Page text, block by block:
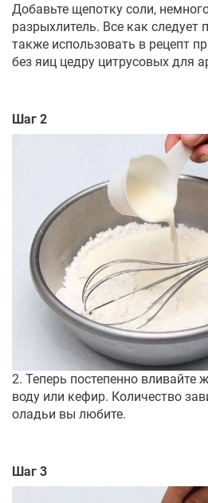
Добавьте щепотку соли,
разрыхлитель. Все как
также использовать в рецепт
без яиц цедру цитрусовых для
Шаг 2
2. Теперь постепенно вливайте
воду или кефир. Количество
оладьи вы любите.
Шаг 3